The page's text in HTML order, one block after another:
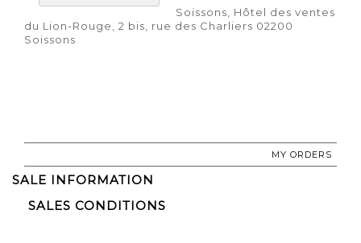
Soissons, Hôtel des ventes
du Lion-Rouge, 2 bis, rue des Charliers 02200
Soissons
MY ORDERS
SALE INFORMATION
SALES CONDITIONS